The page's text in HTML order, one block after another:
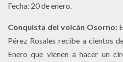
Fecha: 20 de enero.
Conquista del volcán Osorno:
Pérez Rosales recibe a cientos
Enero que vienen a hacer un